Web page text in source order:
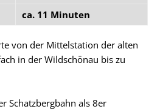
ca. 11 Minuten
von der Mittelstation der alten
in der Wildschönau bis zu
Schatzbergbahn als 8er